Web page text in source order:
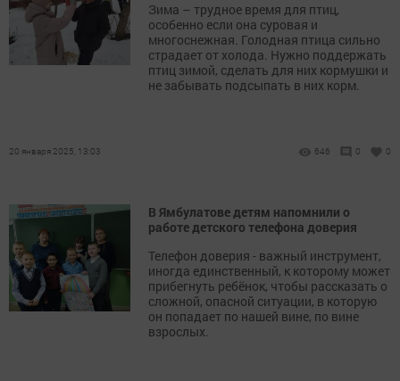
Зима – трудное время для птиц,
особенно если она суровая и
многоснежная. Голодная птица сильно
страдает от холода. Нужно поддержать
птиц зимой, сделать для них кормушки и
не забывать подсыпать в них корм.
20 января 2025, 13:03 646 0 0
В Ямбулатове детям напомнили о
работе детского телефона доверия
Телефон доверия - важный инструмент,
иногда единственный, к которому может
прибегнуть ребёнок, чтобы рассказать о
сложной, опасной ситуации, в которую
он попадает по нашей вине, по вине
взрослых.